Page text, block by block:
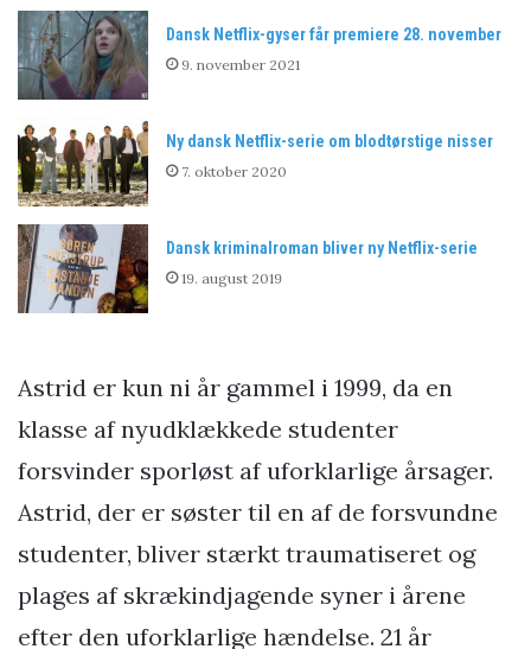
Dansk Netflix-gyser får premiere 28. november
9. november 2021
Ny dansk Netflix-serie om blodtørstige nisser
7. oktober 2020
Dansk kriminalroman bliver ny Netflix-serie
19. august 2019
Astrid er kun ni år gammel i 1999, da en
klasse af nyudklækkede studenter
forsvinder sporløst af uforklarlige årsager.
Astrid, der er søster til en af de forsvundne
studenter, bliver stærkt traumatiseret og
plages af skrækindjagende syner i årene
efter den uforklarlige hændelse. 21 år